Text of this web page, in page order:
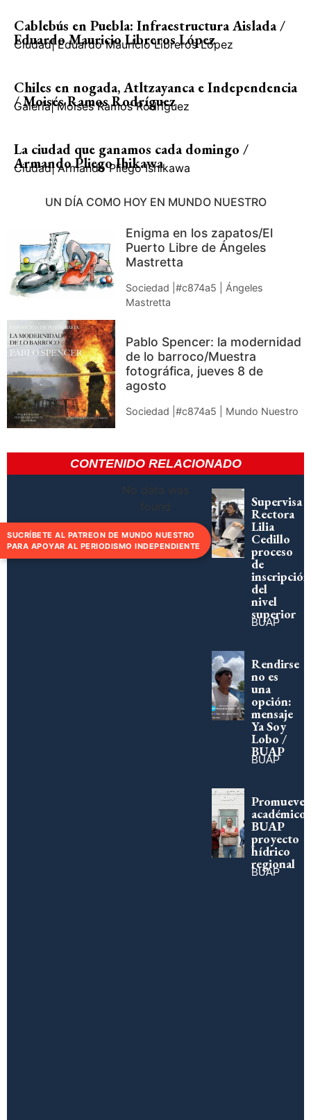
Cablebús en Puebla: Infraestructura Aislada /
Eduardo Mauricio Libreros López
Ciudad| Eduardo Mauricio Libreros López
Chiles en nogada, Atltzayanca e Independencia
/ Moisés Ramos Rodríguez
Galería| Moisés Ramos Rodríguez
La ciudad que ganamos cada domingo /
Armando Pliego Ihikawa
Ciudad| Armando Pliego Ishikawa
UN DÍA COMO HOY EN MUNDO NUESTRO
Enigma en los zapatos/El
Puerto Libre de Ángeles
Mastretta
Sociedad |#c874a5 | Ángeles
Mastretta
Pablo Spencer: la modernidad
de lo barroco/Muestra
fotográfica, jueves 8 de
agosto
Sociedad |#c874a5 | Mundo Nuestro
CONTENIDO RELACIONADO
No data was
found
Supervisa
Rectora
Lilia
Cedillo
proceso
de
inscripción
del
nivel
superior
BUAP
Rendirse
no es
una
opción:
mensaje
Ya Soy
Lobo /
BUAP
BUAP
Promueve
académico
BUAP
proyecto
hídrico
regional
BUAP
SUCRÍBETE AL PATREON DE MUNDO NUESTRO
PARA APOYAR AL PERIODISMO INDEPENDIENTE